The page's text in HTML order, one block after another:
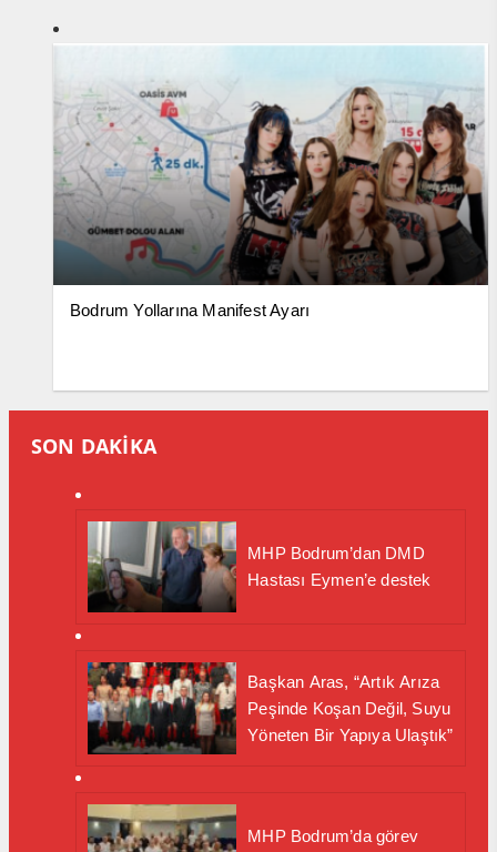
Bodrum Yollarına Manifest Ayarı
SON DAKİKA
MHP Bodrum’dan DMD
Hastası Eymen’e destek
Başkan Aras, “Artık Arıza
Peşinde Koşan Değil, Suyu
Yöneten Bir Yapıya Ulaştık”
MHP Bodrum’da görev